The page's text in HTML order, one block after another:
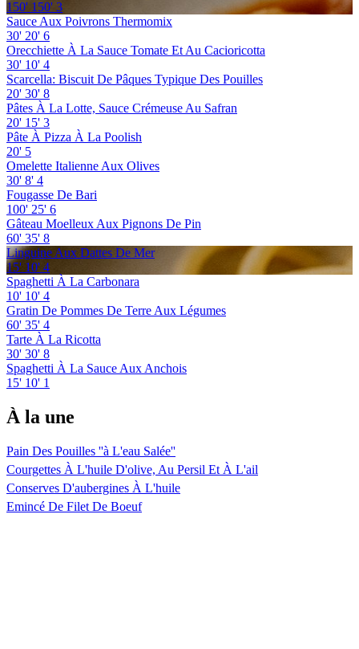
150' 150' 3
Sauce Aux Poivrons Thermomix
30' 20' 6
Orecchiette À La Sauce Tomate Et Au Cacioricotta
30' 10' 4
Scarcella: Biscuit De Pâques Typique Des Pouilles
20' 30' 8
Pâtes À La Lotte, Sauce Crémeuse Au Safran
20' 15' 3
Pâte À Pizza À La Poolish
20' 5
Omelette Italienne Aux Olives
30' 8' 4
Fougasse De Bari
100' 25' 6
Gâteau Moelleux Aux Pignons De Pin
60' 35' 8
Linguine Aux Dattes De Mer
15' 10' 4
Spaghetti À La Carbonara
10' 10' 4
Gratin De Pommes De Terre Aux Légumes
60' 35' 4
Tarte À La Ricotta
30' 30' 8
Spaghetti À La Sauce Aux Anchois
15' 10' 1
À la une
Pain Des Pouilles ''à L'eau Salée''
Courgettes À L'huile D'olive, Au Persil Et À L'ail
Conserves D'aubergines À L'huile
Emincé De Filet De Boeuf